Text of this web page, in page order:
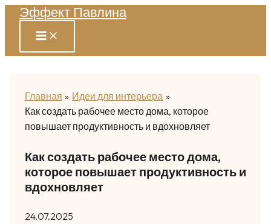
Перейти
содержимому
Эффект Павлина
Главная
Идеи для интерьера
Как создать рабочее место дома, которое
повышает продуктивность и вдохновляет
Как создать рабочее место дома,
которое повышает продуктивность и
вдохновляет
24.07.2025